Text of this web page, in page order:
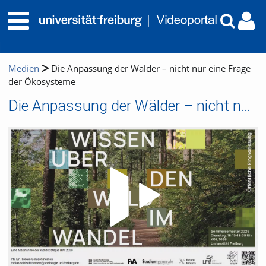
Medien
Die Anpassung der Wälder – nicht nur eine Frage
der Ökosysteme
Die Anpassung der Wälder – nicht nur eine Frage der Ökosysteme